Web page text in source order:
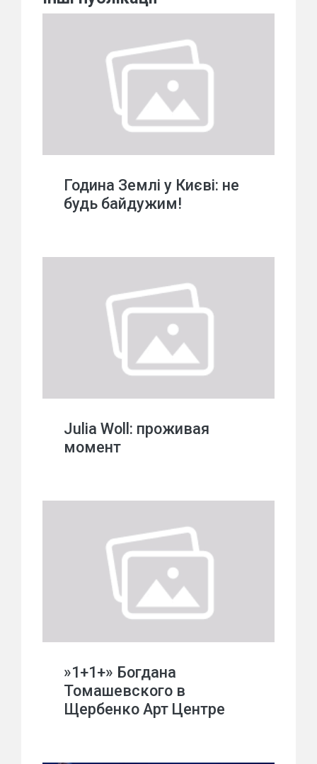
Година Землі у Києві: не
будь байдужим!
Julia Woll: проживая
момент
»1+1+» Богдана
Томашевского в
Щербенко Арт Центре